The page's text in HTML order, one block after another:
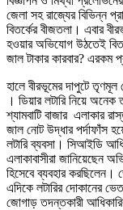
জেলা সহ রাজ্যের বিভিন্ন
বিতর্কের বীজতলা। এবার
হওয়ার অভিযোগ উঠতেই
জাল টাকার কারবার? এরকম
হালে বীরভূমের দাপুটে তৃণমূল
। ডিয়ার লটারি নিয়ে
শ্যামবাটি বাজার এলাকার
জাল নোট উদ্ধার পর্দাফাঁস
লটারি ব্যবসা। সিআইডি
এলাকাবাসীরা জানিয়েছেন
হিসেবে ব্যবহার
এদিকে লটারির দোকানের
জোগাড় তদন্তকারী